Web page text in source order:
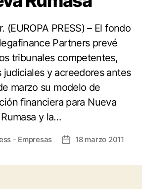
(EUROPA PRESS) – El fondo
Partners prevé
tribunales competentes,
judiciales y acreedores antes
marzo su modelo de
financiera para Nueva
Rumasa y la…
- Empresas
Fecha18 marzo 2011